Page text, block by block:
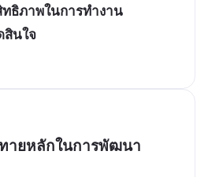
ธิภาพในการทำงาน
สินใจ
ายหลักในการพัฒนา